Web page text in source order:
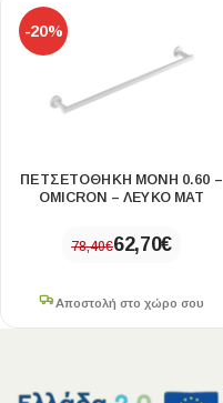
-20%
ΠΕΤΣΕΤΟΘΗΚΗ ΜΟΝΗ 0.60 –
OMICRON – ΛΕΥΚΟ ΜΑΤ
78,40€62,70€
Αποστολή στο χώρο σου